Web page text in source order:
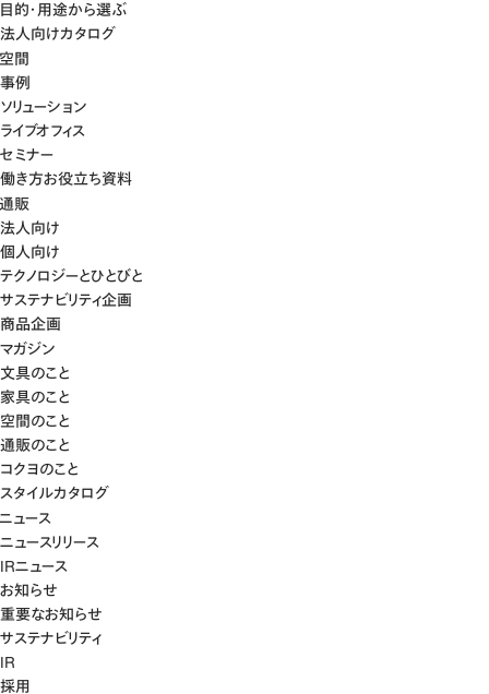
目的・用途から選ぶ
法人向けカタログ
空間
事例
ソリューション
ライブオフィス
セミナー
働き方お役立ち資料
通販
法人向け
個人向け
テクノロジーとひとびと
サステナビリティ企画
商品企画
マガジン
文具のこと
家具のこと
空間のこと
通販のこと
コクヨのこと
スタイルカタログ
ニュース
ニュースリリース
IRニュース
お知らせ
重要なお知らせ
サステナビリティ
IR
採用